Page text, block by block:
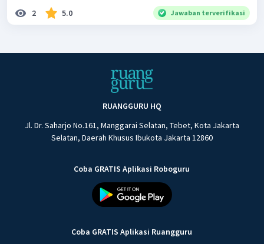
2 5.0 Jawaban terverifikasi
RUANGGURU HQ
Jl. Dr. Saharjo No.161, Manggarai Selatan, Tebet, Kota Jakarta
Selatan, Daerah Khusus Ibukota Jakarta 12860
Coba GRATIS Aplikasi Roboguru
Coba GRATIS Aplikasi Ruangguru